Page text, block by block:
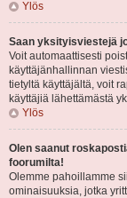
Ylös
Saan yksityisviestejä
Voit automaattisesti
käyttäjänhallinnan
tietyltä käyttäjältä, voit
käyttäjiä lähettämästä
Ylös
Olen saanut
foorumilta!
Olemme pahoillamme
ominaisuuksia, jotka